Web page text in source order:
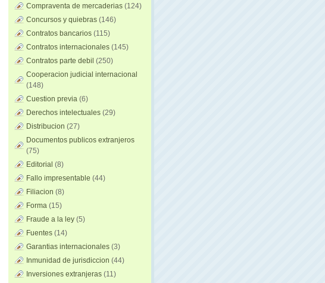
Compraventa de mercaderias (124)
Concursos y quiebras (146)
Contratos bancarios (115)
Contratos internacionales (145)
Contratos parte debil (250)
Cooperacion judicial internacional
(148)
Cuestion previa (6)
Derechos intelectuales (29)
Distribucion (27)
Documentos publicos extranjeros
(75)
Editorial (8)
Fallo impresentable (44)
Filiacion (8)
Forma (15)
Fraude a la ley (5)
Fuentes (14)
Garantias internacionales (3)
Inmunidad de jurisdiccion (44)
Inversiones extranjeras (11)